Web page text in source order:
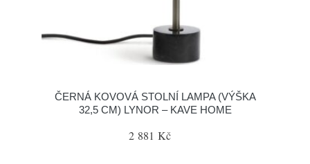
ČERNÁ KOVOVÁ STOLNÍ LAMPA (VÝŠKA
32,5 CM) LYNOR – KAVE HOME
2 881 Kč